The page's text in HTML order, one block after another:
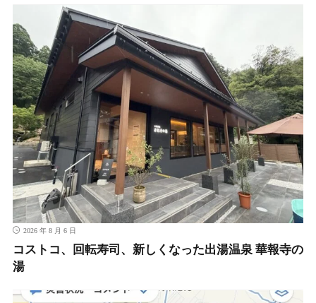
2026 年 8 月 6 日
コストコ、回転寿司、新しくなった出湯温泉 華報寺の
湯